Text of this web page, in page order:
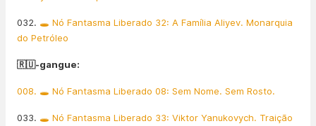
032. 🕳️ Nó Fantasma Liberado 32: A Família Aliyev. Monarquia
do Petróleo
🇷🇺-gangue:
008. 🕳️ Nó Fantasma Liberado 08: Sem Nome. Sem Rosto.
033. 🕳️ Nó Fantasma Liberado 33: Viktor Yanukovych. Traição